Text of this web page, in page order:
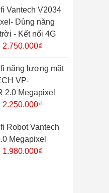
2.690.000₫.là:
1.990.000₫.
Vantech V2034
Dùng năng
- Kết nối 4G
Giá
là:
5.050.000₫.
2.750.000₫
tại
2.750.000₫.
năng lượng mặt
VP-
2.0 Megapixel
Giá
là:
3.800.000₫.
2.250.000₫
tại
là:
Robot Vantech
Megapixel
Giá
1.980.000₫